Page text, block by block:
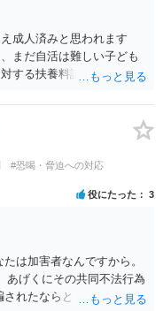
成人済みと思われます
まだ自活は難しい子ども
する扶養料請求として法
実子の進学費用の趣旨も
ついて貴殿が了解したわ
た場合には、支払を拒ん
される可能性は低いとい
説明し支払えないと実子
#恐喝・脅迫への対応
役にたった 3
は加害者なんですから。
あげくにその共同不法行為
されたならともか